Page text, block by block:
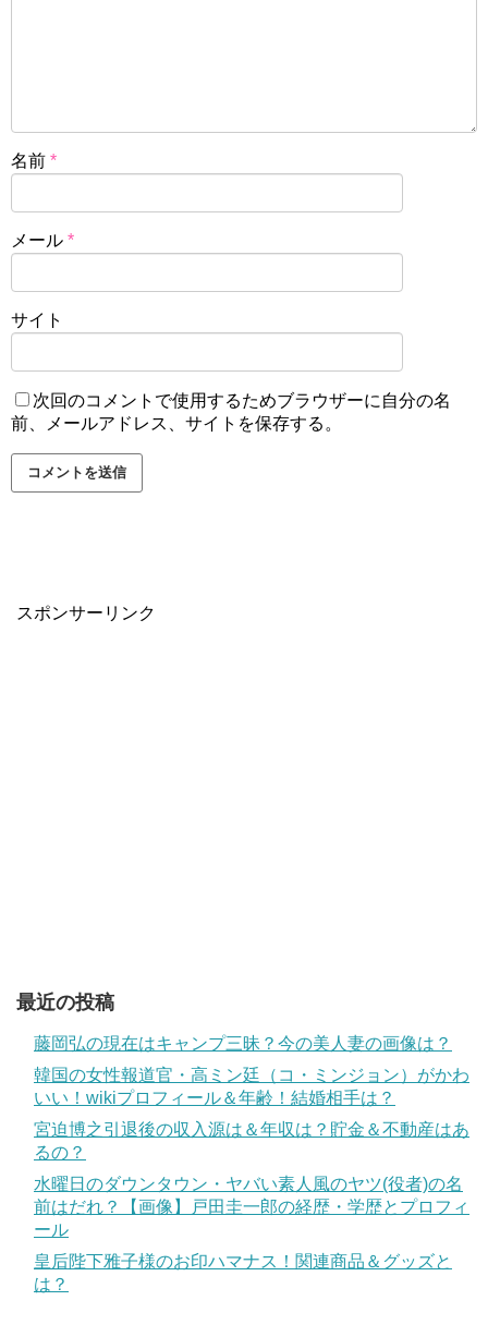
名前 *
メール *
サイト
次回のコメントで使用するためブラウザーに自分の名
前、メールアドレス、サイトを保存する。
スポンサーリンク
最近の投稿
藤岡弘の現在はキャンプ三昧？今の美人妻の画像は？
韓国の女性報道官・高ミン廷（コ・ミンジョン）がかわ
いい！wikiプロフィール＆年齢！結婚相手は？
宮迫博之引退後の収入源は＆年収は？貯金＆不動産はあ
るの？
水曜日のダウンタウン・ヤバい素人風のヤツ(役者)の名
前はだれ？【画像】戸田圭一郎の経歴・学歴とプロフィ
ール
皇后陛下雅子様のお印ハマナス！関連商品＆グッズと
は？